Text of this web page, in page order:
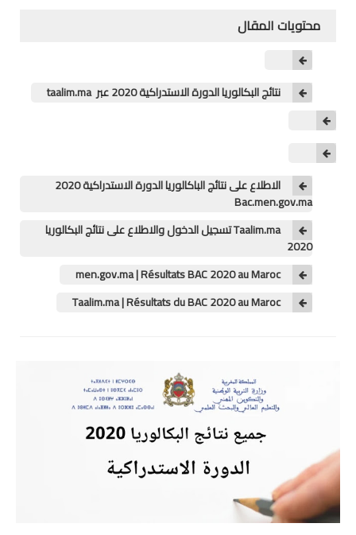
خدمات FM6
المستوى الثاني
المستوى الخامس
المستوى السادس
فروض و امتحانات
محتويات المقال
نتائج البكالوريا الدورة الاستدراكية 2020 عبر taalim.ma
الاطلاع على نتائج الباكالوريا الدورة الاستدراكية 2020
Bac.men.gov.ma
Taalim.ma تسجيل الدخول والاطلاع على نتائج البكالوريا
2020
men.gov.ma | Résultats BAC 2020 au Maroc
Taalim.ma | Résultats du BAC 2020 au Maroc